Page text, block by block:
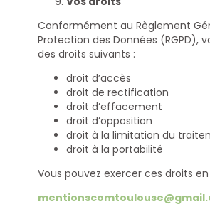
Conformément au Règlement
Protection des Données (RGPD),
des droits suivants :
droit d’accès
droit de rectification
droit d’effacement
droit d’opposition
droit à la limitation du
droit à la portabilité
Vous pouvez exercer ces droits